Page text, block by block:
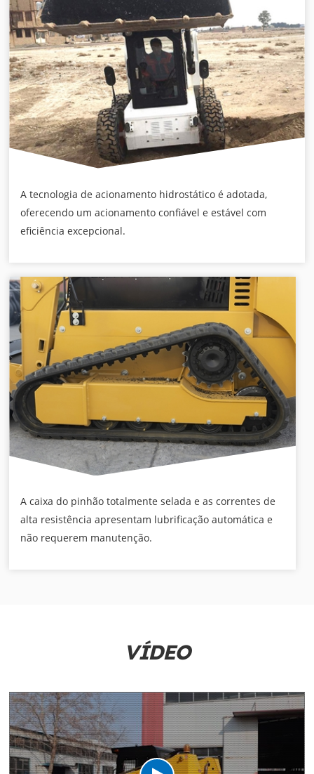
A tecnologia de acionamento hidrostático é adotada,
oferecendo um acionamento confiável e estável com
eficiência excepcional.
A caixa do pinhão totalmente selada e as correntes de
alta resistência apresentam lubrificação automática e
não requerem manutenção.
VÍDEO